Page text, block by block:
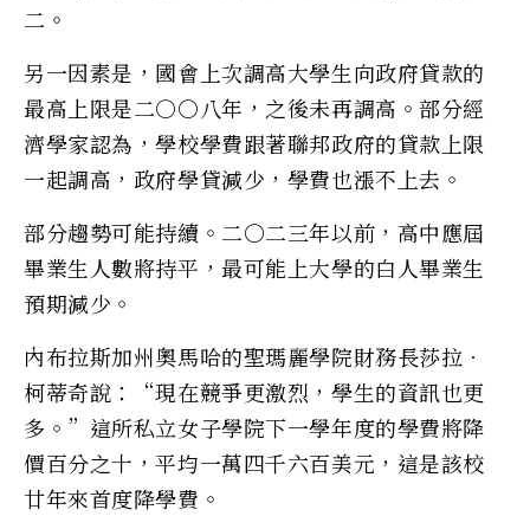
二。
另一因素是，國會上次調高大學生向政府貸款的
最高上限是二○○八年，之後未再調高。部分經
濟學家認為，學校學費跟著聯邦政府的貸款上限
一起調高，政府學貸減少，學費也漲不上去。
部分趨勢可能持續。二○二三年以前，高中應屆
畢業生人數將持平，最可能上大學的白人畢業生
預期減少。
內布拉斯加州奧馬哈的聖瑪麗學院財務長莎拉．
柯蒂奇說：“現在競爭更激烈，學生的資訊也更
多。”這所私立女子學院下一學年度的學費將降
價百分之十，平均一萬四千六百美元，這是該校
廿年來首度降學費。